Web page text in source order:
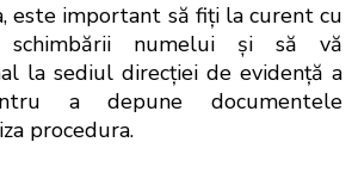
este important să fiți la curent cu
schimbării numelui și să vă
la sediul direcției de evidență a
a depune documentele
procedura.